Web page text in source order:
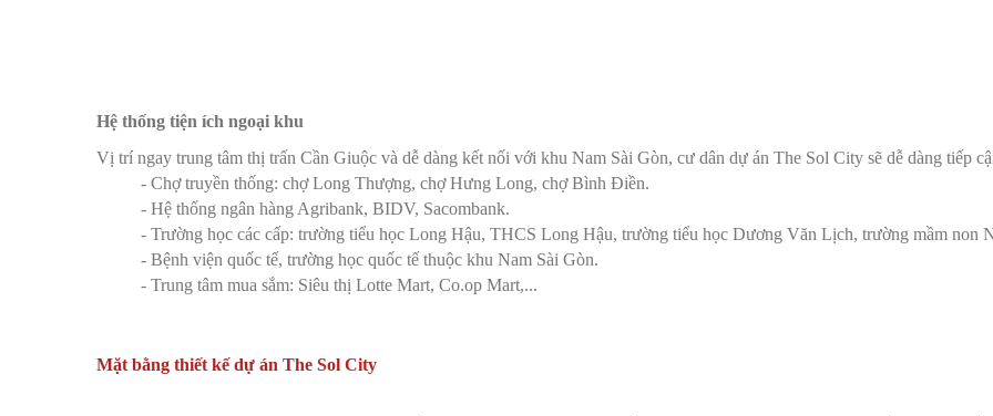
Hệ thống tiện ích ngoại khu
Vị trí ngay trung tâm thị trấn Cần Giuộc và dễ dàng kết nối với khu Nam Sài Gòn, cư dân dự án The Sol City sẽ dễ dàng tiếp
- Chợ truyền thống: chợ Long Thượng, chợ Hưng Long, chợ Bình Điền.
- Hệ thống ngân hàng Agribank, BIDV, Sacombank.
- Trường học các cấp: trường tiểu học Long Hậu, THCS Long Hậu, trường tiểu học Dương Văn Lịch, trường mầm non
- Bệnh viện quốc tế, trường học quốc tế thuộc khu Nam Sài Gòn.
- Trung tâm mua sắm: Siêu thị Lotte Mart, Co.op Mart,...
Mặt bằng thiết kế dự án The Sol City